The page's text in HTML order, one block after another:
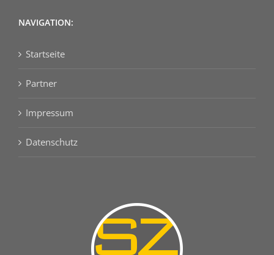
NAVIGATION:
Startseite
Partner
Impressum
Datenschutz